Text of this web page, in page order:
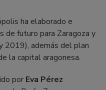
ha elaborado e
de futuro para Zaragoza y
además del plan
la capital aragonesa.
por Eva Pérez